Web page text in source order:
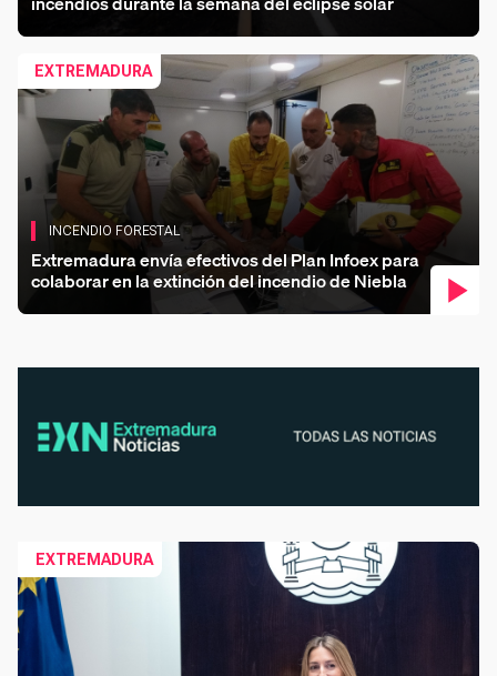
EXTREMADURA
INCENDIO FORESTAL
Extremadura envía efectivos del Plan Infoex para
colaborar en la extinción del incendio de Niebla
EXTREMADURA